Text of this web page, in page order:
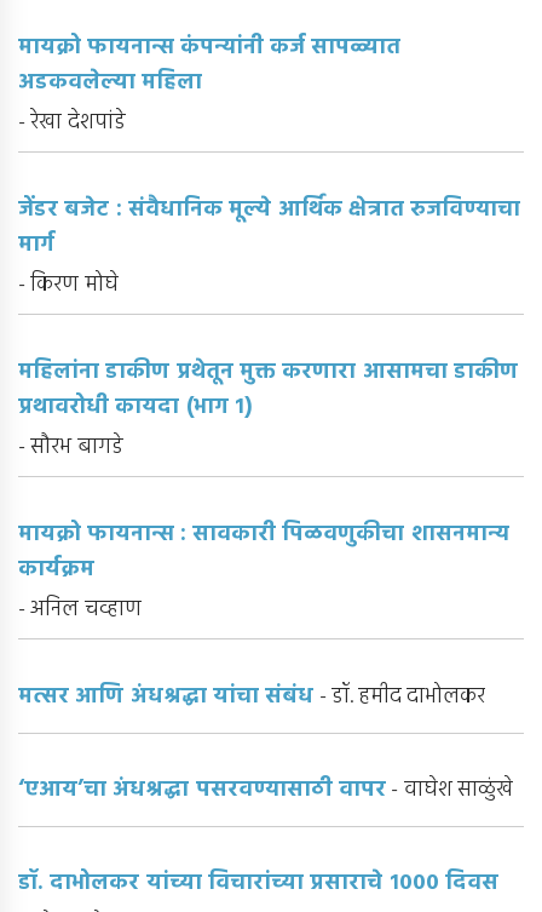
मायक्रो फायनान्स कंपन्यांनी कर्ज सापळ्यात
अडकवलेल्या महिला
- रेखा देशपांडे
जेंडर बजेट : संवैधानिक मूल्ये आर्थिक क्षेत्रात रुजविण्याचा
मार्ग
- किरण मोघे
महिलांना डाकीण प्रथेतून मुक्त करणारा आसामचा डाकीण
प्रथावरोधी कायदा (भाग १)
- सौरभ बागडे
मायक्रो फायनान्स : सावकारी पिळवणुकीचा शासनमान्य
कार्यक्रम
- अनिल चव्हाण
मत्सर आणि अंधश्रद्धा यांचा संबंध - डॉ. हमीद दाभोलकर
‘एआय’चा अंधश्रद्धा पसरवण्यासाठी वापर- वाघेश साळुंखे
डॉ. दाभोलकर यांच्या विचारांच्या प्रसाराचे १००० दिवस